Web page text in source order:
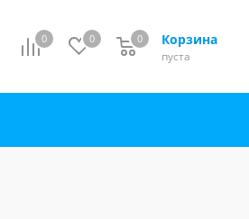
0 0 Корзина
0
пуста
0